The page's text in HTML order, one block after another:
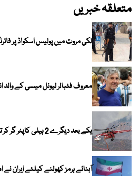
متعلقہ خبریں
لکی مروت میں پولیس اسکواڈ پر
معروف فٹبالر لیونل میسی کے والد
یکے بعد دیگرے 2 ہیلی کاپٹر گر کر تباہ؛ متعدد ہلاکتیں